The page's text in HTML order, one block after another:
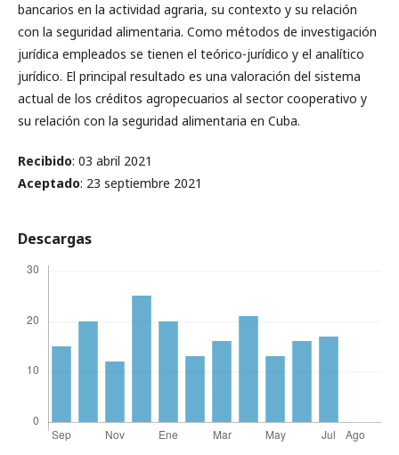
bancarios en la actividad agraria, su contexto y su relación
con la seguridad alimentaria. Como métodos de investigación
jurídica empleados se tienen el teórico-jurídico y el analítico
jurídico. El principal resultado es una valoración del sistema
actual de los créditos agropecuarios al sector cooperativo y
su relación con la seguridad alimentaria en Cuba.
Recibido: 03 abril 2021
Aceptado: 23 septiembre 2021
Descargas